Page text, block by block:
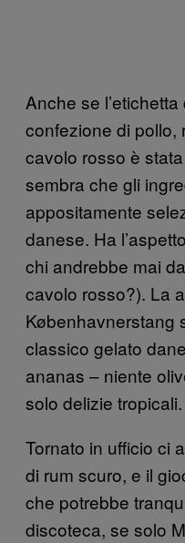
Anche se
confezione di pollo,
cavolo rosso è
sembra che gli
appositamente
danese. Ha
chi andrebbe mai
cavolo rosso?). La
Københavnerstang
classico gelato
ananas – niente
solo delizie tropicali.
Tornato in ufficio ci
di rum scuro, e il
che potrebbe
discoteca, se solo